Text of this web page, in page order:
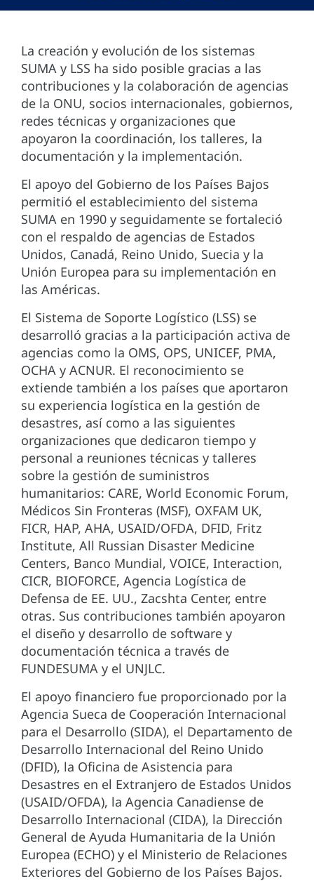
La creación y evolución de los sistemas
SUMA y LSS ha sido posible gracias a las
contribuciones y la colaboración de agencias
de la ONU, socios internacionales, gobiernos,
redes técnicas y organizaciones que
apoyaron la coordinación, los talleres, la
documentación y la implementación.
El apoyo del Gobierno de los Países Bajos
permitió el establecimiento del sistema
SUMA en 1990 y seguidamente se fortaleció
con el respaldo de agencias de Estados
Unidos, Canadá, Reino Unido, Suecia y la
Unión Europea para su implementación en
las Américas.
El Sistema de Soporte Logístico (LSS) se
desarrolló gracias a la participación activa de
agencias como la OMS, OPS, UNICEF, PMA,
OCHA y ACNUR. El reconocimiento se
extiende también a los países que aportaron
su experiencia logística en la gestión de
desastres, así como a las siguientes
organizaciones que dedicaron tiempo y
personal a reuniones técnicas y talleres
sobre la gestión de suministros
humanitarios: CARE, World Economic Forum,
Médicos Sin Fronteras (MSF), OXFAM UK,
FICR, HAP, AHA, USAID/OFDA, DFID, Fritz
Institute, All Russian Disaster Medicine
Centers, Banco Mundial, VOICE, Interaction,
CICR, BIOFORCE, Agencia Logística de
Defensa de EE. UU., Zacshta Center, entre
otras. Sus contribuciones también apoyaron
el diseño y desarrollo de software y
documentación técnica a través de
FUNDESUMA y el UNJLC.
El apoyo financiero fue proporcionado por la
Agencia Sueca de Cooperación Internacional
para el Desarrollo (SIDA), el Departamento de
Desarrollo Internacional del Reino Unido
(DFID), la Oficina de Asistencia para
Desastres en el Extranjero de Estados Unidos
(USAID/OFDA), la Agencia Canadiense de
Desarrollo Internacional (CIDA), la Dirección
General de Ayuda Humanitaria de la Unión
Europea (ECHO) y el Ministerio de Relaciones
Exteriores del Gobierno de los Países Bajos.